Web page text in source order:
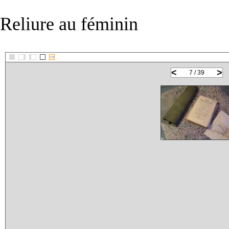
Reliure au féminin
::>
< >
7 / 39